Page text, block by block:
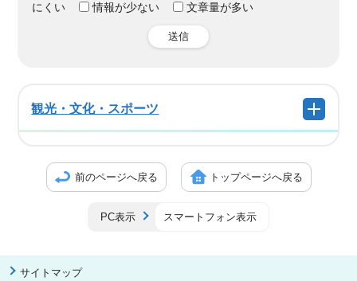
にくい
情報が少ない 文章量が多い
送信
観光・文化・スポーツ
前のページへ戻る トップページへ戻る
PC表示 スマートフォン表示
サイトマップ